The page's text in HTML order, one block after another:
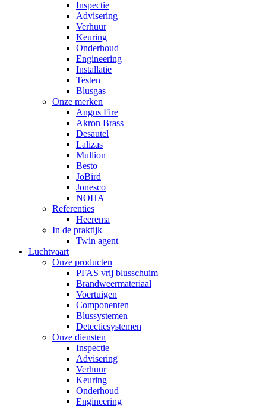
Inspectie
Advisering
Verhuur
Keuring
Onderhoud
Engineering
Installatie
Testen
Blusgas
Onze merken
Angus Fire
Akron Brass
Desautel
Lalizas
Mullion
Besto
JoBird
Jonesco
NOHA
Referenties
Heerema
In de praktijk
Twin agent
Luchtvaart
Onze producten
PFAS vrij blusschuim
Brandweermateriaal
Voertuigen
Componenten
Blussystemen
Detectiesystemen
Onze diensten
Inspectie
Advisering
Verhuur
Keuring
Onderhoud
Engineering